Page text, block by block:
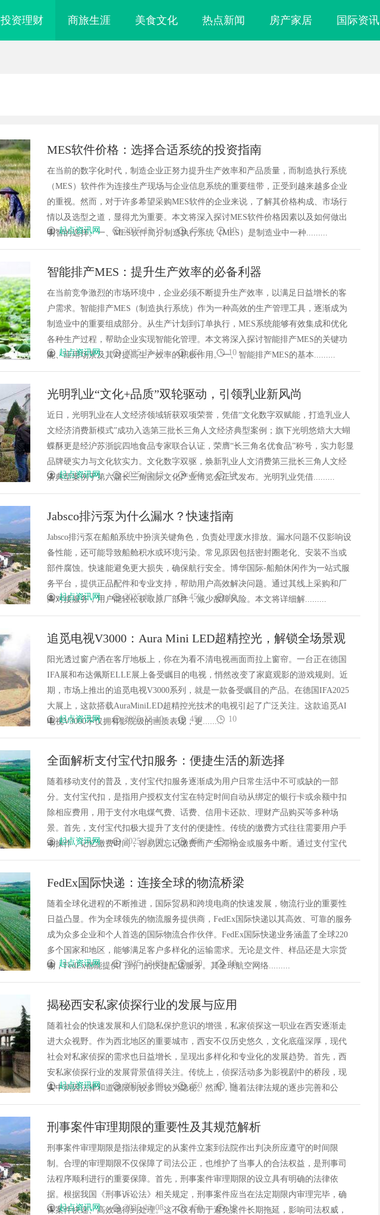
投资理财 商旅生涯 美食文化 热点新闻 房产家居 国际资讯
MES软件价格：选择合适系统的投资指南
在当前的数字化时代，制造企业正努力提升生产效率和产品质量，而制造执行系统
（MES）软件作为连接生产现场与企业信息系统的重要纽带，正受到越来越多企业
的重视。然而，对于许多希望采购MES软件的企业来说，了解其价格构成、市场行
情以及选型之道，显得尤为重要。本文将深入探讨MES软件价格因素以及如何做出
明智的选择。一、MES软件简介制造执行系统（MES）是制造业中一种.........
起点资讯网 2025-12-13 450 10
智能排产MES：提升生产效率的必备利器
在当前竞争激烈的市场环境中，企业必须不断提升生产效率，以满足日益增长的客
户需求。智能排产MES（制造执行系统）作为一种高效的生产管理工具，逐渐成为
制造业中的重要组成部分。从生产计划到订单执行，MES系统能够有效集成和优化
各种生产过程，帮助企业实现智能化管理。本文将深入探讨智能排产MES的关键功
能、应用场景及其对提高生产效率的积极作用。一、智能排产MES的基本.........
起点资讯网 2025-12-13 450 10
光明乳业“文化+品质”双轮驱动，引领乳业新风尚
近日，光明乳业在人文经济领域斩获双项荣誉，凭借“文化数字双赋能，打造乳业人
文经济消费新模式”成功入选第三批长三角人文经济典型案例；旗下光明悠焙大大蝴
蝶酥更是经沪苏浙皖四地食品专家联合认证，荣膺“长三角名优食品”称号，实力彰显
品牌硬实力与文化软实力。文化数字双驱，焕新乳业人文消费第三批长三角人文经
济典型案例于第六届长三角国际文化产业博览会正式发布。光明乳业凭借.........
起点资讯网 2025-12-13 450 10
Jabsco排污泵为什么漏水？快速指南
Jabsco排污泵在船舶系统中扮演关键角色，负责处理废水排放。漏水问题不仅影响设
备性能，还可能导致船舱积水或环境污染。常见原因包括密封圈老化、安装不当或
部件腐蚀。快速能避免更大损失，确保航行安全。博华国际-船舶休闲作为一站式服
务平台，提供正品配件和专业支持，帮助用户高效解决问题。通过其线上采购和厂
商对接服务，用户能轻松获取原厂部件，减少故障风险。本文将详细解.........
起点资讯网 2025-12-11 450 10
追觅电视V3000：Aura Mini LED超精控光，解锁全场景观
影自由
阳光透过窗户洒在客厅地板上，你在为看不清电视画面而拉上窗帘。一台正在德国
IFA展和布达佩斯ELLE展上备受瞩目的电视，悄然改变了家庭观影的游戏规则。近
期，市场上推出的追觅电视V3000系列，就是一款备受瞩目的产品。在德国IFA2025
大展上，这款搭载AuraMiniLED超精控光技术的电视引起了广泛关注。这款追觅AI
电视V3000不仅拥有影院级的画质表现，更.........
起点资讯网 2025-12-10 450 10
全面解析支付宝代扣服务：便捷生活的新选择
随着移动支付的普及，支付宝代扣服务逐渐成为用户日常生活中不可或缺的一部
分。支付宝代扣，是指用户授权支付宝在特定时间自动从绑定的银行卡或余额中扣
除相应费用，用于支付水电煤气费、话费、信用卡还款、理财产品购买等多种场
景。首先，支付宝代扣极大提升了支付的便捷性。传统的缴费方式往往需要用户手
动操作，记忆缴费时间，容易因忘记缴费而产生滞纳金或服务中断。通过支付宝代
起点资讯网 2025-12-09 450 10
FedEx国际快递：连接全球的物流桥梁
随着全球化进程的不断推进，国际贸易和跨境电商的快速发展，物流行业的重要性
日益凸显。作为全球领先的物流服务提供商，FedEx国际快递以其高效、可靠的服务
成为众多企业和个人首选的国际物流合作伙伴。FedEx国际快递业务涵盖了全球220
多个国家和地区，能够满足客户多样化的运输需求。无论是文件、样品还是大宗货
物，FedEx都能提供门到门的快捷配送服务。其全球航空网络.........
起点资讯网 2025-12-09 450 10
揭秘西安私家侦探行业的发展与应用
随着社会的快速发展和人们隐私保护意识的增强，私家侦探这一职业在西安逐渐走
进大众视野。作为西北地区的重要城市，西安不仅历史悠久，文化底蕴深厚，现代
社会对私家侦探的需求也日益增长，呈现出多样化和专业化的发展趋势。首先，西
安私家侦探行业的发展背景值得关注。传统上，侦探活动多为影视剧中的桥段，现
实中则因法律和道德限制较多而较为隐秘。然而，随着法律法规的逐步完善和公
起点资讯网 2025-12-08 450 10
刑事案件审理期限的重要性及其规范解析
刑事案件审理期限是指法律规定的从案件立案到法院作出判决所应遵守的时间限
制。合理的审理期限不仅保障了司法公正，也维护了当事人的合法权益，是刑事司
法程序顺利进行的重要保障。首先，刑事案件审理期限的设立具有明确的法律依
据。根据我国《刑事诉讼法》相关规定，刑事案件应当在法定期限内审理完毕，确
保案件快速、高效地得到处理。这不仅有助于避免案件长期拖延，影响司法权威，
起点资讯网 2025-12-08 450 10
数据资产入表的“合规密钥”：北京专
利律师如何为数据知识产权登记扫清
障碍
游戏行业的“版权保卫战”：为何游戏
公司离不开版权律师